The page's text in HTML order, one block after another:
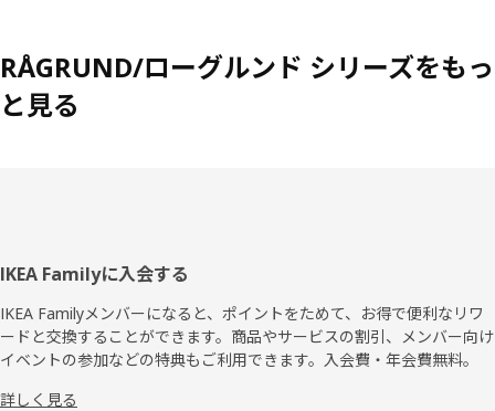
RÅGRUND/ローグルンド シリーズをもっ
と見る
フ
ッ
タ
IKEA Familyに入会する
IKEA Familyメンバーになると、ポイントをためて、お得で便利なリワ
ードと交換することができます。商品やサービスの割引、メンバー向け
イベントの参加などの特典もご利用できます。入会費・年会費無料。
詳しく見る